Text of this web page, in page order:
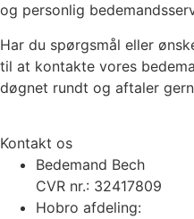
og personlig
Har du spørgsmål eller
til at kontakte vores
døgnet rundt og aftaler
Kontakt os
Bedemand Bech
CVR nr.: 32417809
Hobro afdeling: